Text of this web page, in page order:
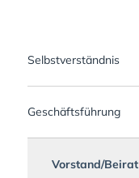
Selbstverständnis
Geschäftsführung
Vorstand/Beirat